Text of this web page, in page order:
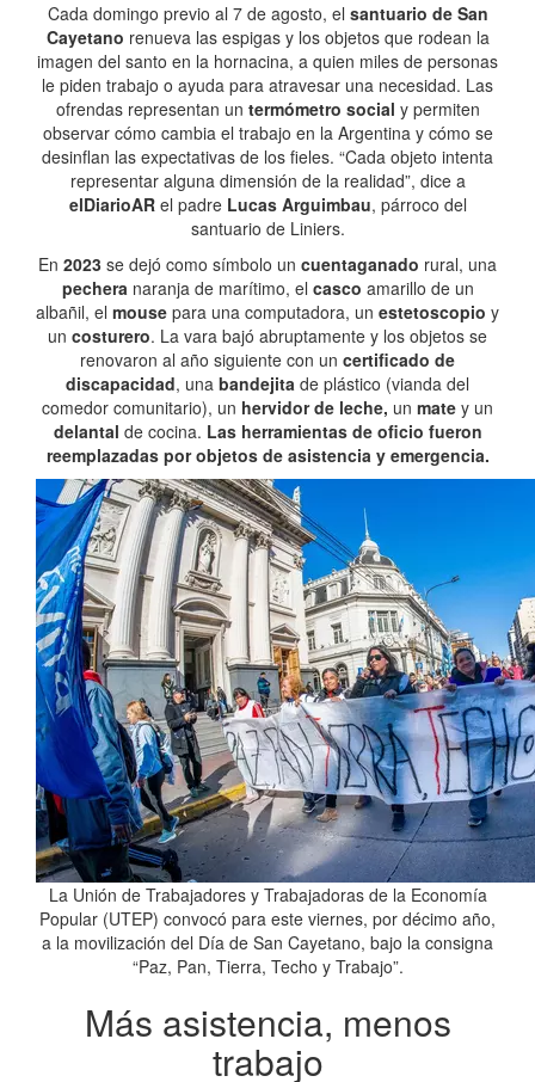
Cada domingo previo al 7 de agosto, el santuario de San
Cayetano renueva las espigas y los objetos que rodean la
imagen del santo en la hornacina, a quien miles de personas
le piden trabajo o ayuda para atravesar una necesidad. Las
ofrendas representan un termómetro social y permiten
observar cómo cambia el trabajo en la Argentina y cómo se
desinflan las expectativas de los fieles. “Cada objeto intenta
representar alguna dimensión de la realidad”, dice a
elDiarioARel padre Lucas Arguimbau, párroco del
santuario de Liniers.
En 2023 se dejó como símbolo un cuentaganado rural, una
pecheranaranja de marítimo, el casco amarillo de un
albañil, el mouse para una computadora, un estetoscopio y
un costurero. La vara bajó abruptamente y los objetos se
renovaron al año siguiente con un certificado de
discapacidad, una bandejita de plástico (vianda del
comedor comunitario), un hervidor de leche, un mate y un
delantal de cocina. Las herramientas de oficio fueron
reemplazadas por objetos de asistencia y emergencia.
La Unión de Trabajadores y Trabajadoras de la Economía
Popular (UTEP) convocó para este viernes, por décimo año,
a la movilización del Día de San Cayetano, bajo la consigna
“Paz, Pan, Tierra, Techo y Trabajo”.
Más asistencia, menos
trabajo